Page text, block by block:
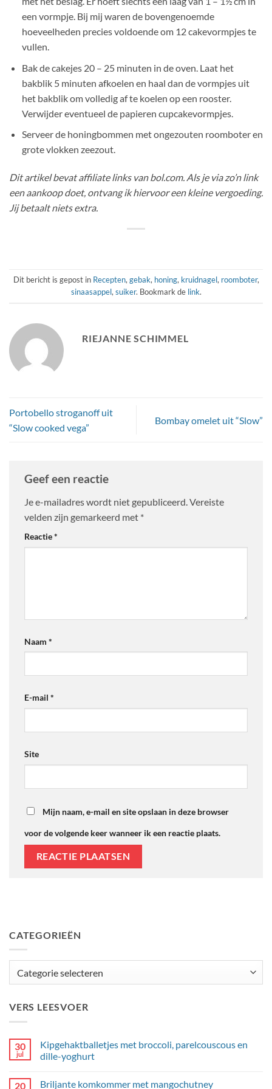
een vormpje. Bij mij waren de bovengenoemde
hoeveelheden precies voldoende om 12 cakevormpjes te
vullen.
Bak de cakejes 20 – 25 minuten in de oven. Laat het
bakblik 5 minuten afkoelen en haal dan de vormpjes uit
het bakblik om volledig af te koelen op een rooster.
Verwijder eventueel de papieren cupcakevormpjes.
Serveer de honingbommen met ongezouten roomboter en
grote vlokken zeezout.
Dit artikel bevat affiliate links van bol.com. Als je via zo’n link
een aankoop doet, ontvang ik hiervoor een kleine vergoeding.
Jij betaalt niets extra.
Dit bericht is gepost in Recepten,gebak, honing, kruidnagel, roomboter,
sinaasappel,suiker. Bookmark de link.
RIEJANNE SCHIMMEL
Portobello stroganoff uit
“Slow cooked vega”
Bombay omelet uit “Slow”
Geef een reactie
Je e-mailadres wordt niet gepubliceerd.Vereiste
velden zijn gemarkeerd met *
Reactie*
Naam *
E-mail *
Site
Mijn naam, e-mail en site opslaan in deze browser
voor de volgende keer wanneer ik een reactie plaats.
CATEGORIEËN
VERS LEESVOER
30
jul
Kipgehaktballetjes met broccoli, parelcouscous en
dille-yoghurt
op
20 Briljante komkommer met mangochutney